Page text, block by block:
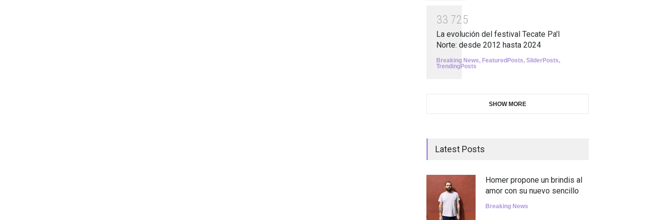
33 725
La evolución del festival Tecate Pa'l
Norte: desde 2012 hasta 2024
Breaking News, FeaturedPosts, SliderPosts,
TrendingPosts
SHOW MORE
Latest Posts
Homer propone un brindis al
amor con su nuevo sencillo
Breaking News